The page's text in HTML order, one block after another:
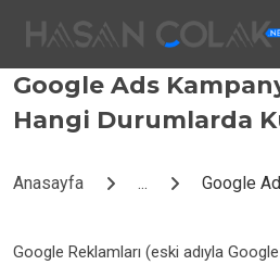
Google Ads
Hangi Durumlarda
Anasayfa ...
Google Reklamları (eski adıyla